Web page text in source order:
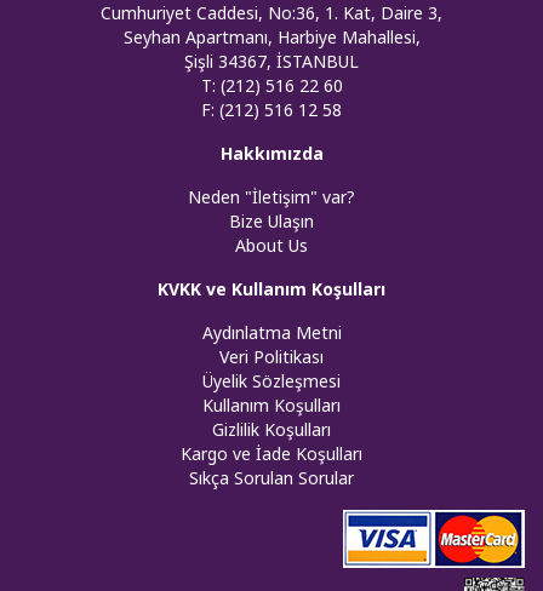
Cumhuriyet Caddesi, No:36, 1. Kat, Daire 3,
Seyhan Apartmanı, Harbiye Mahallesi,
Şişli 34367, İSTANBUL
T: (212) 516 22 60
F: (212) 516 12 58
Hakkımızda
Neden "İletişim" var?
Bize Ulaşın
About Us
KVKK ve Kullanım Koşulları
Aydınlatma Metni
Veri Politikası
Üyelik Sözleşmesi
Kullanım Koşulları
Gizlilik Koşulları
Kargo ve İade Koşulları
Sıkça Sorulan Sorular